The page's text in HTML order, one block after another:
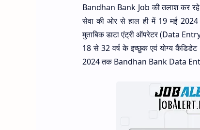
Bandhan Bank Job की तलाश कर रहे,
सेवा की ओर से हाल ही में 19 मई
मुताबिक डाटा एंट्री ऑपरेटर (Data
18 से 32 वर्ष के इच्छुक एवं योग्य कैंडिडेट
2024 तक Bandhan Bank Data